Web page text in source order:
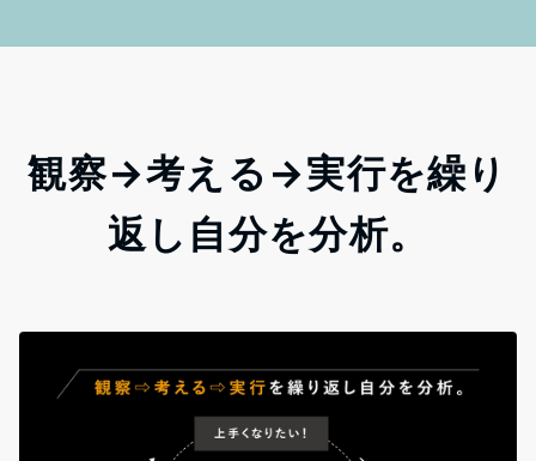
観察→考える→実行を繰り
返し自分を分析。